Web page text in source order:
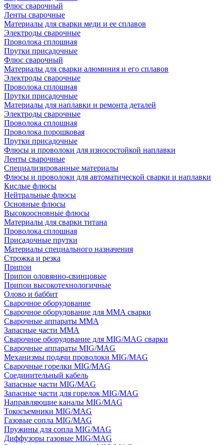
Флюс сварочный
Ленты сварочные
Материалы для сварки меди и ее сплавов
Электроды сварочные
Проволока сплошная
Прутки присадочные
Флюс сварочный
Материалы для сварки алюминия и его сплавов
Электроды сварочные
Проволока сплошная
Прутки присадочные
Материалы для наплавки и ремонта деталей
Электроды сварочные
Проволока сплошная
Проволока порошковая
Прутки присадочные
Флюсы и проволоки для износостойкой наплавки
Ленты сварочные
Специализированные материалы
Флюсы и проволоки для автоматической сварки и наплавки
Кислые флюсы
Нейтральные флюсы
Основные флюсы
Высокоосновные флюсы
Материалы для сварки титана
Проволока сплошная
Присадочные прутки
Материалы специального назначения
Строжка и резка
Припои
Припои оловянно-свинцовые
Припои высокотехнологичные
Олово и баббит
Сварочное оборудование
Сварочное оборудование для MMA сварки
Сварочные аппараты MMA
Запасные части MMA
Сварочное оборудование для MIG/MAG сварки
Сварочные аппараты MIG/MAG
Механизмы подачи проволоки MIG/MAG
Сварочные горелки MIG/MAG
Соединительный кабель
Запасные части MIG/MAG
Запасные части для горелок MIG/MAG
Направляющие каналы MIG/MAG
Токосъемники MIG/MAG
Газовые сопла MIG/MAG
Пружины для сопла MIG/MAG
Диффузоры газовые MIG/MAG